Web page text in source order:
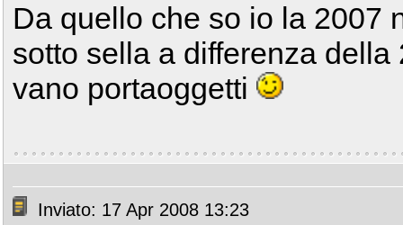
Da quello che so io la 2007
sotto sella a differenza
vano portaoggetti
Inviato: 17 Apr 2008 13:23